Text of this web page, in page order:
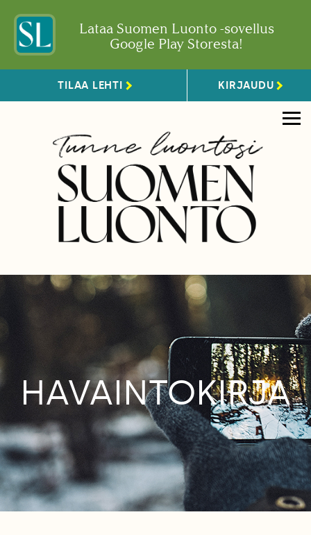
Lataa Suomen Luonto -sovellus
Google Play Storesta!
TILAA LEHTI KIRJAUDU
HAVAINTOKIRJA